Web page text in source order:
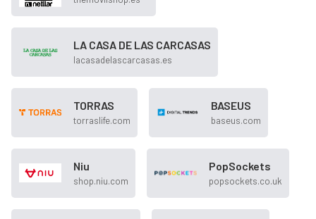
LA CASA DE LAS CARCASAS
lacasadelascarcasas.es
TORRAS
torraslife.com
BASEUS
baseus.com
Niu
shop.niu.com
PopSockets
popsockets.co.uk